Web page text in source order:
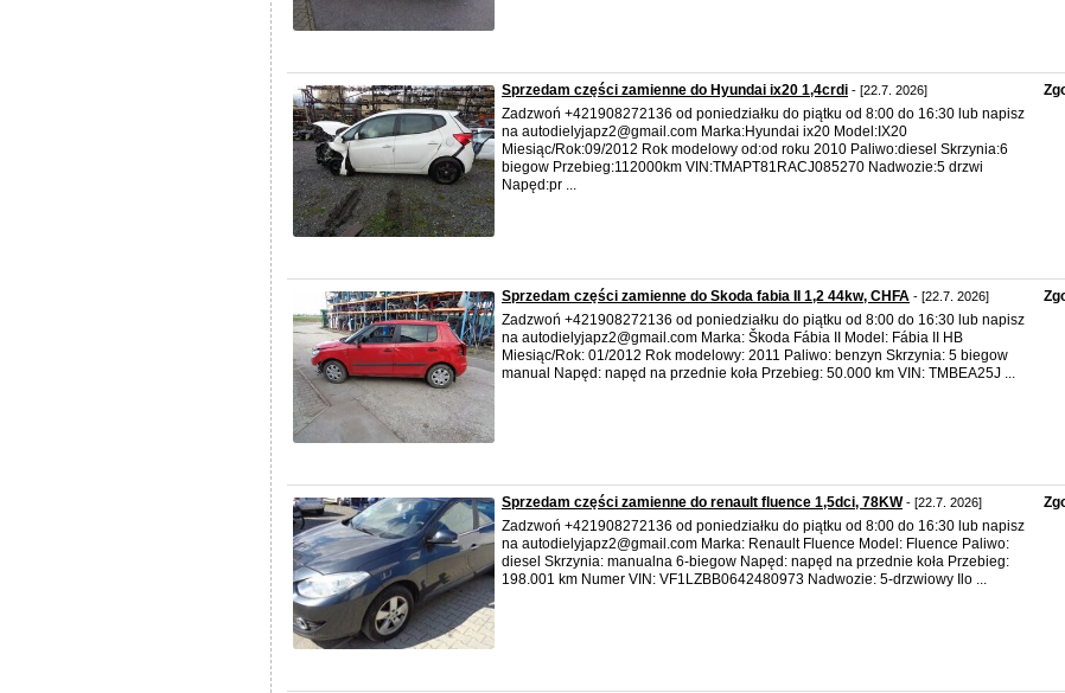
Sprzedam części zamienne do Hyundai ix20 1,4crdi - [22.7. 2026]
Zadzwoń +421908272136 od poniedziałku do piątku od 8:00 do 16:30 lub napisz
na autodielyjapz2@gmail.com Marka:Hyundai ix20 Model:IX20
Miesiąc/Rok:09/2012 Rok modelowy od:od roku 2010 Paliwo:diesel Skrzynia:6
biegow Przebieg:112000km VIN:TMAPT81RACJ085270 Nadwozie:5 drzwi
Napęd:pr ...
Sprzedam części zamienne do Skoda fabia II 1,2 44kw, CHFA - [22.7. 2026]
Zadzwoń +421908272136 od poniedziałku do piątku od 8:00 do 16:30 lub napisz
na autodielyjapz2@gmail.com Marka: Škoda Fábia II Model: Fábia II HB
Miesiąc/Rok: 01/2012 Rok modelowy: 2011 Paliwo: benzyn Skrzynia: 5 biegow
manual Napęd: napęd na przednie koła Przebieg: 50.000 km VIN: TMBEA25J ...
Sprzedam części zamienne do renault fluence 1,5dci, 78KW- [22.7. 2026]
Zadzwoń +421908272136 od poniedziałku do piątku od 8:00 do 16:30 lub napisz
na autodielyjapz2@gmail.com Marka: Renault Fluence Model: Fluence Paliwo:
diesel Skrzynia: manualna 6-biegow Napęd: napęd na przednie koła Przebieg:
198.001 km Numer VIN: VF1LZBB0642480973 Nadwozie: 5-drzwiowy Ilo ...